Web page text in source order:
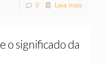
0 Leia mais
o significado da